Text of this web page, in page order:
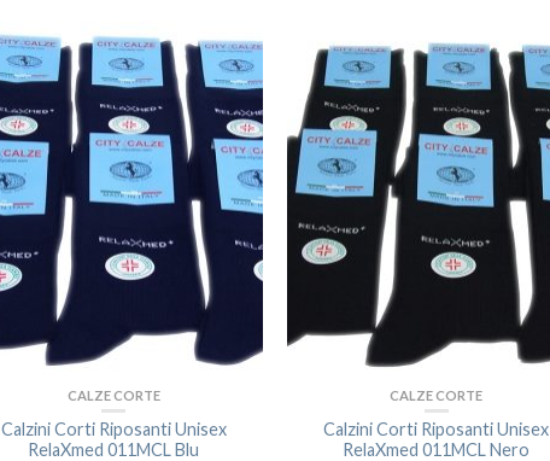
CALZE CORTE
Calzini Corti Riposanti Unisex
RelaXmed 011MCL Blu
CALZE CORTE
Calzini Corti Riposanti Unisex
RelaXmed 011MCL Nero